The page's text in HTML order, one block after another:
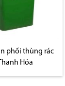
phối thùng rác
Hóa